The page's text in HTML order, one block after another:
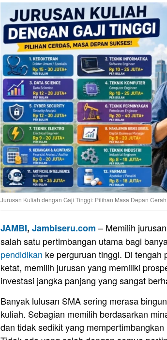
Jurusan Kuliah dengan Gaji Tinggi: Pilihan Masa Depan
JAMBI, Jambiseru.com – Memilih
salah satu pertimbangan utama bagi
pendidikan ke perguruan tinggi. Di tengah
ketat, memilih jurusan yang memiliki
investasi jangka panjang yang sangat
Banyak lulusan SMA sering merasa
kuliah. Sebagian memilih berdasarkan
dan tidak sedikit yang